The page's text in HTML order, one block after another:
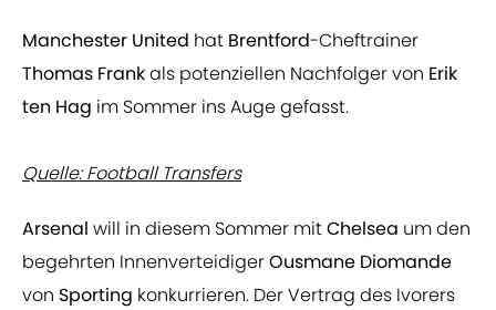
Manchester United hat Brentford-Cheftrainer
Thomas Frankals potenziellen Nachfolger von Erik
ten Hag im Sommer ins Auge gefasst.
Quelle: Football Transfers
Arsenal will in diesem Sommer mitChelsea um den
begehrten InnenverteidigerOusmane Diomande
von Sporting konkurrieren. Der Vertrag des Ivorers